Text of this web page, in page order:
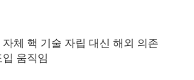
자체 핵 기술 자립 대신 해외 의존
움직임